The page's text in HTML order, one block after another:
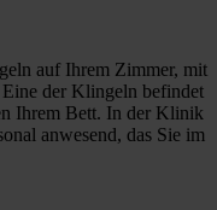
auf Ihrem Zimmer, mit
der Klingeln befindet
Ihrem Bett. In der Klinik
anwesend, das Sie im